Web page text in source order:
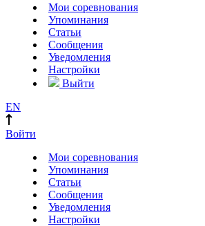
Мои соревнования
Упоминания
Статьи
Сообщения
Уведомления
Настройки
Выйти
EN
Войти
Мои соревнования
Упоминания
Статьи
Сообщения
Уведомления
Настройки